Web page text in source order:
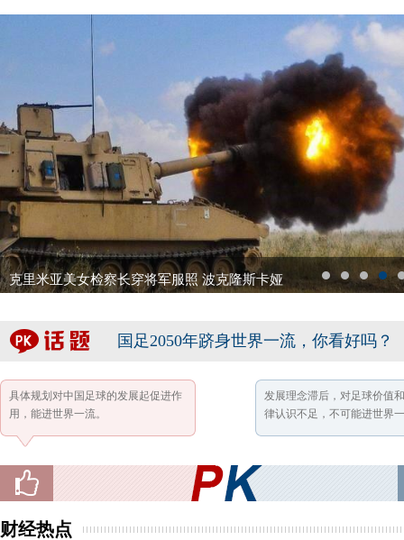
克里米亚美女检察长穿将军服照 波克隆斯卡娅
1 2 3 4 5
国足2050年跻身世界一流，你看好吗？
具体规划对中国足球的发展起促进作
用，能进世界一流。
发展理念滞后，对足球价值
律认识不足，不可能进世界
财经热点